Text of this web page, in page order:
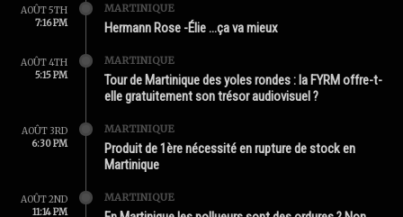
AOÛT 5TH
7:16 PM
MARTINIQUE
Hermann Rose -Élie …ça va mieux
AOÛT 4TH
5:15 PM
MARTINIQUE
Tour de Martinique des yoles rondes : la FYRM offre-t-
elle gratuitement son trésor audiovisuel ?
AOÛT 3RD
6:30 PM
MARTINIQUE
Produit de 1ère nécessité en rupture de stock en
Martinique
AOÛT 2ND
11:14 PM
MARTINIQUE